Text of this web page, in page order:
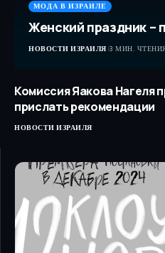
МОДА В ИЗРАИЛЕ
Женский праздник –
НОВОСТИ ИЗРАИЛЯ 3 МИН.
Комиссия Яакова Нагеля
прислать рекомендации
НОВОСТИ ИЗРАИЛЯ